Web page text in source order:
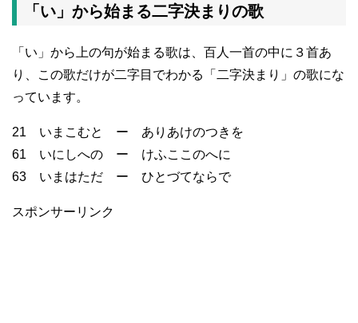
「い」から始まる二字決まりの歌
「い」から上の句が始まる歌は、百人一首の中に３首あ
り、この歌だけが二字目でわかる「二字決まり」の歌にな
っています。
21 いまこむと ー ありあけのつきを
61 いにしへの ー けふここのへに
63 いまはただ ー ひとづてならで
スポンサーリンク